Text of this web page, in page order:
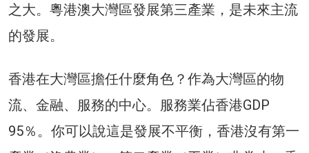
之大。粵港澳大灣區發展第三產業，是未來主流
的發展。
香港在大灣區擔任什麼角色？作為大灣區的物
流、金融、服務的中心。服務業佔香港GDP
95％。你可以說這是發展不平衡，香港沒有第一